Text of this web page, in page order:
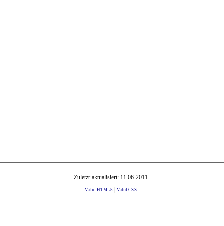
Zuletzt aktualisiert: 11.06.2011
Valid HTML5 Valid CSS